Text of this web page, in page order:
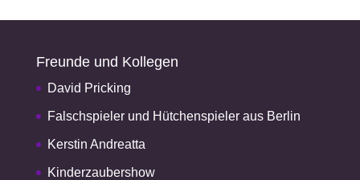
Freunde und Kollegen
David Pricking
Falschspieler und Hütchenspieler aus Berlin
Kerstin Andreatta
Kinderzaubershow